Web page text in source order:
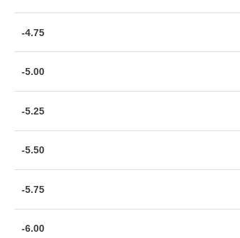
-4.75
-5.00
-5.25
-5.50
-5.75
-6.00